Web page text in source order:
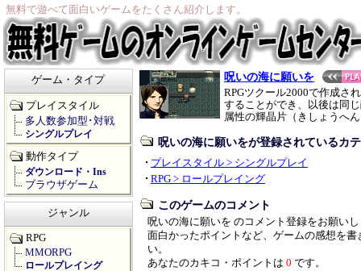
無料で遊べて面白いゲームをたくさん紹介します。
呪いの海に願いを
RPGツクール2000で作成さ
することができ、以後は同
属性の輝晶片（きしょうへ
呪いの海に願いをが登録されているカ
プレイスタイル > シングルプレイ
RPG > ロールプレイング
このゲームのコメント
呪いの海に願いを のコメント登録をお願い
面白かったポイントなど、ゲームの感想を書
い。
あなたのカキコ・ポイントは 0 です。
ゲーム・タイプ
プレイスタイル
多人数参加型･対戦
シングルプレイ
動作タイプ
ダウンロード・Ins
ブラウザゲーム
ジャンル
RPG
MMORPG
ロールプレイング